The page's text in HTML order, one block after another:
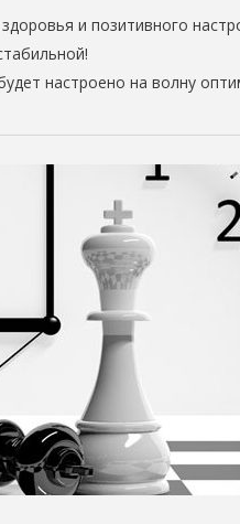
и позитивного
настроено на волну